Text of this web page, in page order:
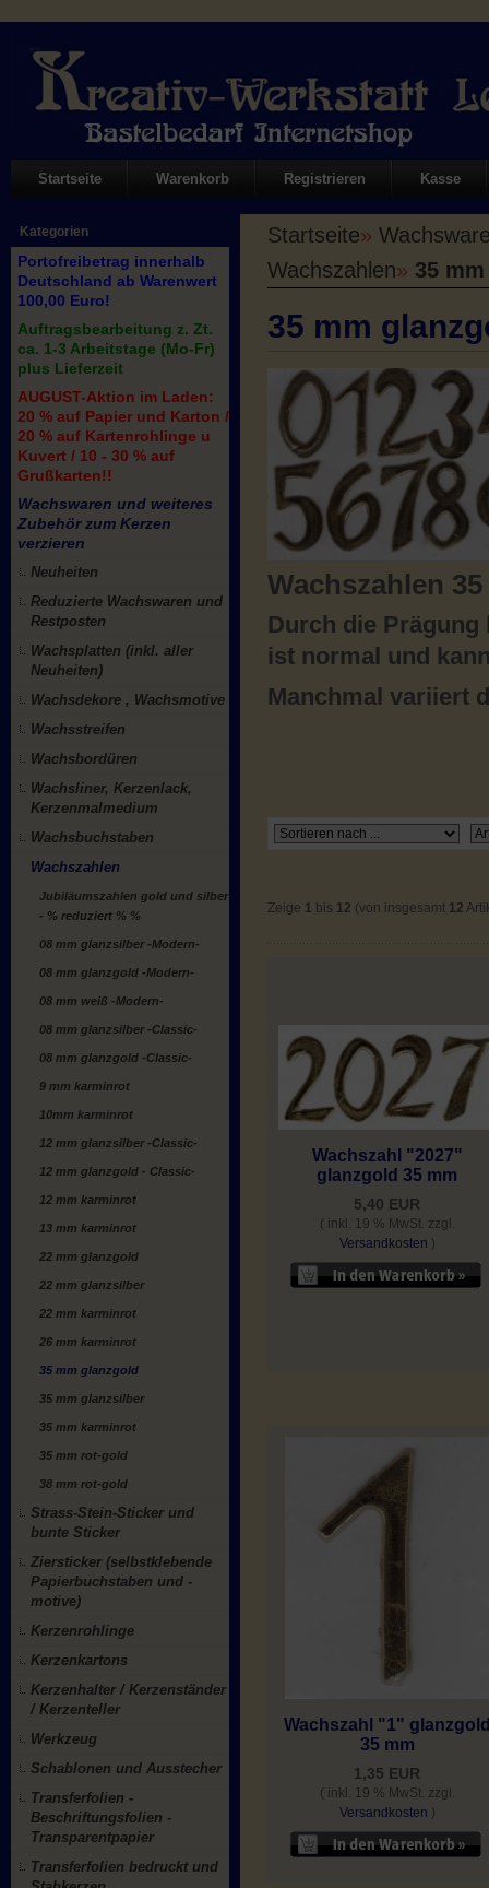
Startseite Warenkorb Registrieren Kasse
Kategorien
Portofreibetrag innerhalb
Deutschland ab Warenwert
100,00 Euro!
Auftragsbearbeitung z. Zt.
ca. 1-3 Arbeitstage (Mo-Fr)
plus Lieferzeit
AUGUST-Aktion im Laden:
20 % auf Papier und Karton /
20 % auf Kartenrohlinge u
Kuvert / 10 - 30 % auf
Grußkarten!!
Wachswaren und weiteres
Zubehör zum Kerzen
verzieren
Neuheiten
Reduzierte Wachswaren und
Restposten
Wachsplatten (inkl. aller
Neuheiten)
Wachsdekore , Wachsmotive
Wachsstreifen
Wachsbordüren
Wachsliner, Kerzenlack,
Kerzenmalmedium
Wachsbuchstaben
Wachszahlen
Jubiläumszahlen gold und silber
- % reduziert % %
08 mm glanzsilber -Modern-
08 mm glanzgold -Modern-
08 mm weiß -Modern-
08 mm glanzsilber -Classic-
08 mm glanzgold -Classic-
9 mm karminrot
10mm karminrot
12 mm glanzsilber -Classic-
12 mm glanzgold - Classic-
12 mm karminrot
13 mm karminrot
22 mm glanzgold
22 mm glanzsilber
22 mm karminrot
26 mm karminrot
35 mm glanzgold
35 mm glanzsilber
35 mm karminrot
35 mm rot-gold
38 mm rot-gold
Strass-Stein-Sticker und
bunte Sticker
Ziersticker (selbstklebende
Papierbuchstaben und -
motive)
Kerzenrohlinge
Kerzenkartons
Kerzenhalter / Kerzenständer
/ Kerzenteller
Werkzeug
Schablonen und Ausstecher
Transferfolien -
Beschriftungsfolien -
Transparentpapier
Transferfolien bedruckt und
Startseite»
Wachszahlen» 35
35 mm
Wachszahlen
Durch die Prägung
ist normal und
Manchmal variiert
Zeige 1 bis 12 (von insgesamt 12
Wachszahl "2027"
glanzgold 35 mm
5,40 EUR
( inkl. 19 % MwSt. zzgl.
Versandkosten )
Wachszahl "1"
35 mm
1,35 EUR
( inkl. 19 % MwSt. zzgl.
Versandkosten )